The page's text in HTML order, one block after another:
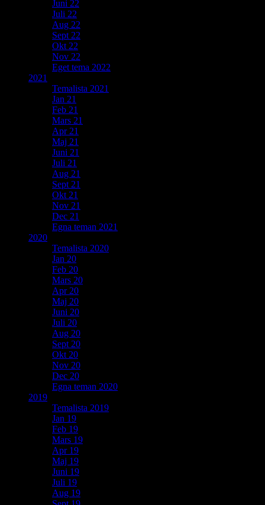
Juni 22
Juli 22
Aug 22
Sept 22
Okt 22
Nov 22
Eget tema 2022
2021
Temalista 2021
Jan 21
Feb 21
Mars 21
Apr 21
Maj 21
Juni 21
Juli 21
Aug 21
Sept 21
Okt 21
Nov 21
Dec 21
Egna teman 2021
2020
Temalista 2020
Jan 20
Feb 20
Mars 20
Apr 20
Maj 20
Juni 20
Juli 20
Aug 20
Sept 20
Okt 20
Nov 20
Dec 20
Egna teman 2020
2019
Temalista 2019
Jan 19
Feb 19
Mars 19
Apr 19
Maj 19
Juni 19
Juli 19
Aug 19